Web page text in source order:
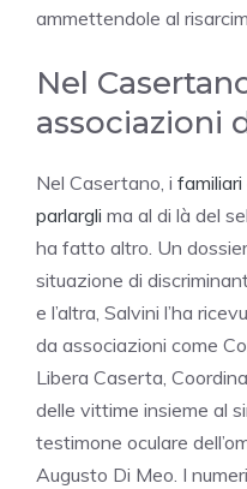
ammettendole al
Nel
associazioni
Nel Casertano, i
parlargli ma al di là del
ha fatto altro. Un
situazione di
e l’altra, Salvini l’ha
da associazioni come
Libera Caserta,
delle vittime insieme al
testimone oculare
Augusto Di Meo. I